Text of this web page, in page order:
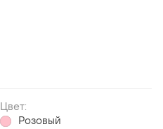
Цвет:
Розовый